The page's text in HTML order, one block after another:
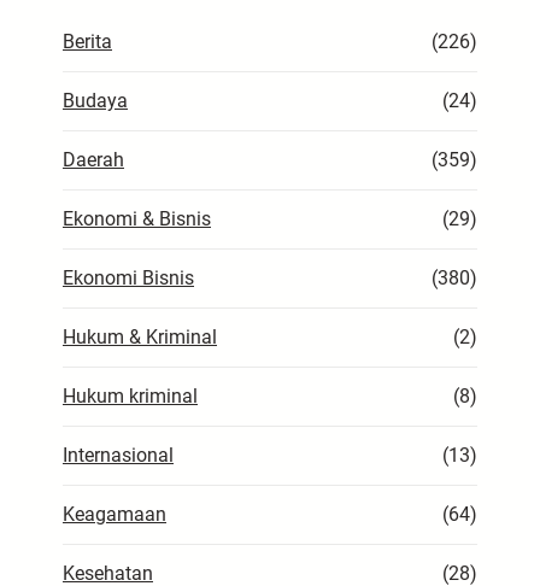
Berita (226)
Budaya (24)
Daerah (359)
Ekonomi & Bisnis (29)
Ekonomi Bisnis (380)
Hukum & Kriminal (2)
Hukum kriminal (8)
Internasional (13)
Keagamaan (64)
Kesehatan (28)